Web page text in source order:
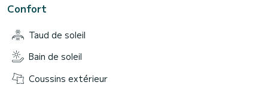
Confort
Taud de soleil
Bain de soleil
Coussins extérieur